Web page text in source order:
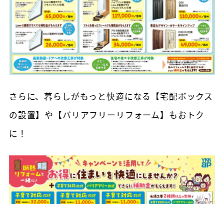
さらに、暮らしがもっと快適になる【宅配ボックス
の設置】や【バリアフリーリフォーム】もおトク
に！